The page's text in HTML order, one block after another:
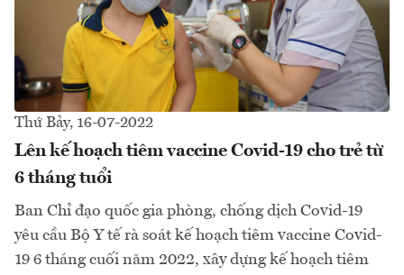
Thứ Bảy, 16-07-2022
Lên kế hoạch tiêm vaccine Covid-19 cho trẻ từ
6 tháng tuổi
Ban Chỉ đạo quốc gia phòng, chống dịch Covid-19
yêu cầu Bộ Y tế rà soát kế hoạch tiêm vaccine Covid-
19 6 tháng cuối năm 2022, xây dựng kế hoạch tiêm